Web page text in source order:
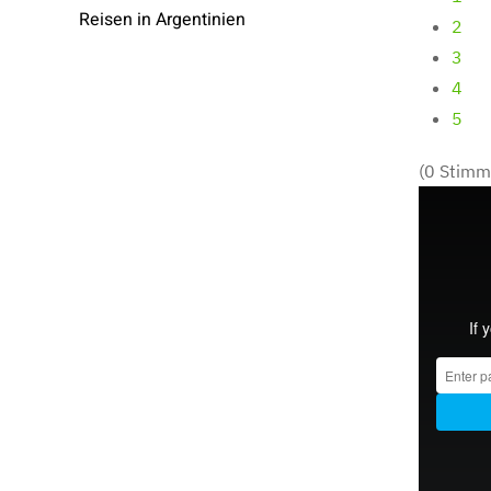
2
3
4
5
(0
Reisen in Argentinien